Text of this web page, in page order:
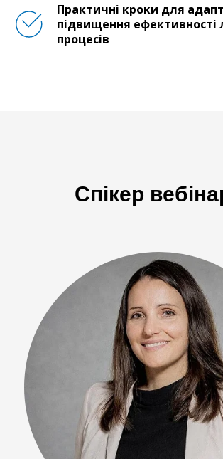
Практичні кроки для
підвищення ефективності
процесів
Спікер